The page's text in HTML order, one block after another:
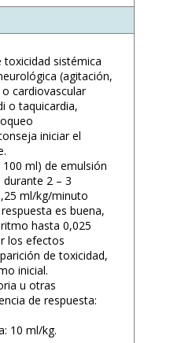
toxicidad sistémica
(agitación,
cardiovascular
o taquicardia,
iniciar el
ml) de emulsión
durante 2 – 3
ml/kg/minuto
es buena,
hasta 0,025
los efectos
de toxicidad,
inicial.
u otras
de respuesta:
10 ml/kg.